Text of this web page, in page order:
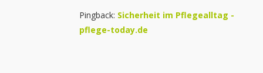
Pingback: Sicherheit im Pflegealltag -
pflege-today.de